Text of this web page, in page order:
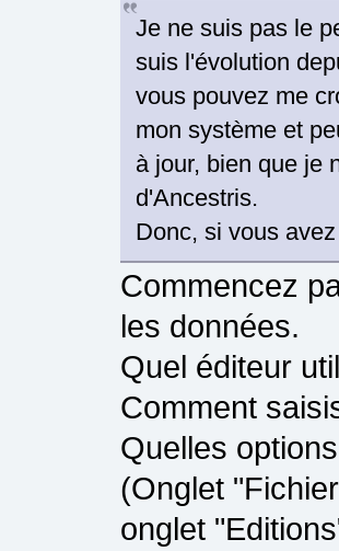
Je ne suis pas le
suis l'évolution
vous pouvez me
mon système et
à jour, bien que je
d'Ancestris.
Donc, si vous
Commencez
les données.
Quel éditeur
Comment
Quelles
(Onglet
onglet